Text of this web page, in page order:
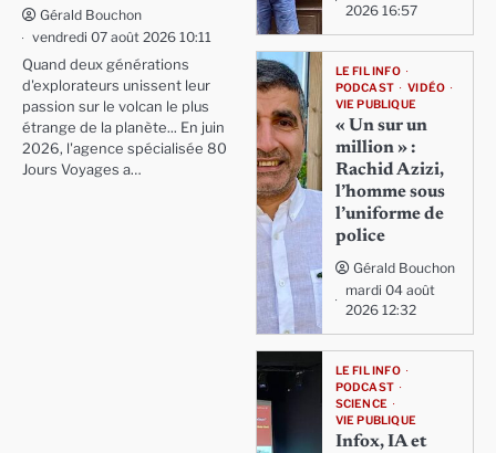
Gérald Bouchon
vendredi 07 août 2026 10:11
Quand deux générations
d'explorateurs unissent leur
passion sur le volcan le plus
étrange de la planète... En juin
2026, l'agence spécialisée 80
Jours Voyages a…
2026 16:57
LE FIL INFO
PODCAST
VIDÉO
VIE PUBLIQUE
« Un sur un
million » :
Rachid Azizi,
l’homme sous
l’uniforme de
police
Gérald Bouchon
mardi 04 août
2026 12:32
LE FIL INFO
PODCAST
SCIENCE
VIE PUBLIQUE
Infox, IA et